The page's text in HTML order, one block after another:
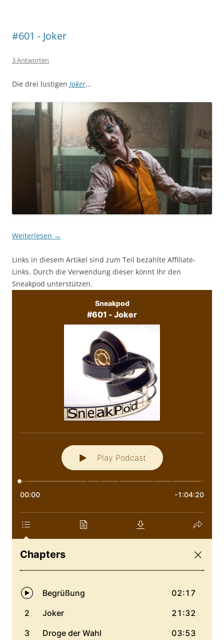
#601 - Joker
3 Antworten
Die drei lustigen Joker…
Weiterlesen →
Links in diesem Artikel sind zum Teil bezahlte Affiliate-
Links. Durch die Verwendung dieser könnt Ihr den
Sneakpod unterstützen.